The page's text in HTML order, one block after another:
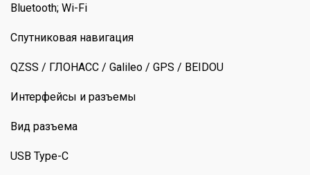
Bluetooth; Wi-Fi
Спутниковая навигация
QZSS / ГЛОНАСС / Galileo / GPS / BEIDOU
Интерфейсы и разъемы
Вид разъема
USB Type-C